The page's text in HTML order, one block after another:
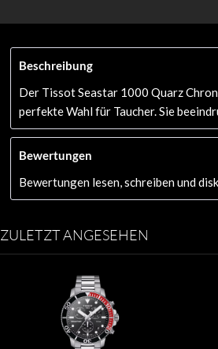
Beschreibung
Der Tissot Seastar 1000 Quarz
perfekte Wahl für Taucher. Sie
Bewertungen
Bewertungen lesen, schreiben und
ZULETZT ANGESEHEN